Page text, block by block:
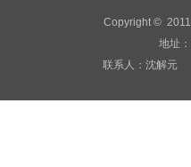
Copyright ©
地址
联系人：沈解